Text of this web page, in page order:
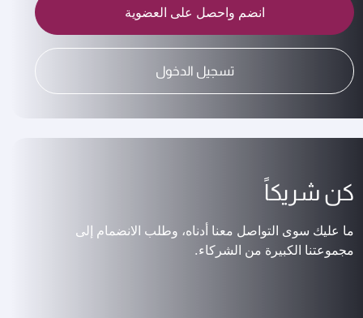
كن شريكاً
ما عليك سوى التواصل معنا أدناه، وطلب الانضمام إلى
مجموعتنا الكبيرة من الشركاء.
انضم واحصل على العضوية
تسجيل الدخول